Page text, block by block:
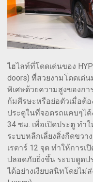
ไฮไลท์ที่โดดเด่นของ
doors) ที่สวยงามโดดเ
พิเศษด้วยความสูงของกา
ก้มศีรษะหรือย่อตัวเมื่อต้
ประตูในที่จอดรถแคบๆได้
34 ซม. เพื่อเปิดประตู ทำ
ระบบหลีกเลี่ยงสิ่งกีดขว
เรดาร์ 12 จุด ทำให้การ
ปลอดภัยยิ่งขึ้น ระบบดูดป
ได้อย่างเงียบสนิทโดยไม่